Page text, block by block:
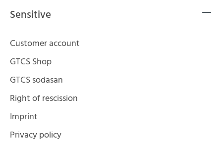
Sensitive
Customer account
GTCS Shop
GTCS sodasan
Right of rescission
Imprint
Privacy policy